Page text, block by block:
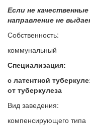
Если не
направление не
Собственность:
коммунальный
Специализация:
с латентной
от туберкулеза
Вид заведения:
компенсирующего типа